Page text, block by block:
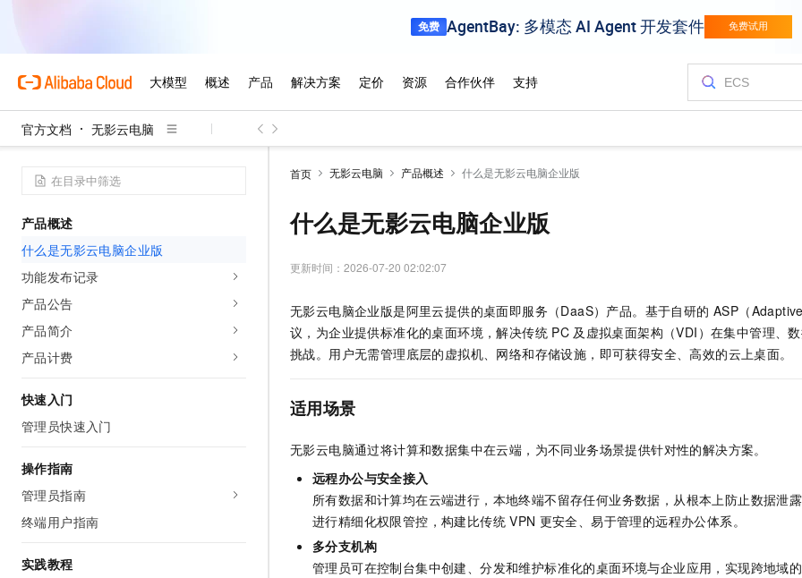
官方文档 无影云电脑
产品概述
什么是无影云电脑企业版
功能发布记录
产品公告
产品简介
产品计费
快速入门
管理员快速入门
操作指南
管理员指南
终端用户指南
实践教程
首页 无影云电脑 产品概述 什么是无影云电脑企业版
什么是无影云电脑企业版
更新时间： 2026-07-20 02:02:07
无影云电脑企业版是阿里云提供的桌面即服务（DaaS）产品。基于自研的 ASP（
议，为企业提供标准化的桌面环境，解决传统 PC 及虚拟桌面架构（VDI）在集中管理、
挑战。用户无需管理底层的虚拟机、网络和存储设施，即可获得安全、高效的云上桌面。
适用场景
无影云电脑通过将计算和数据集中在云端，为不同业务场景提供针对性的解决方案。
远程办公与安全接入
所有数据和计算均在云端进行，本地终端不留存任何业务数据，从根本上防止数据泄
进行精细化权限管控，构建比传统 VPN 更安全、易于管理的远程办公体系。
多分支机构
管理员可在控制台集中创建、分发和维护标准化的桌面环境与企业应用，实现跨地域